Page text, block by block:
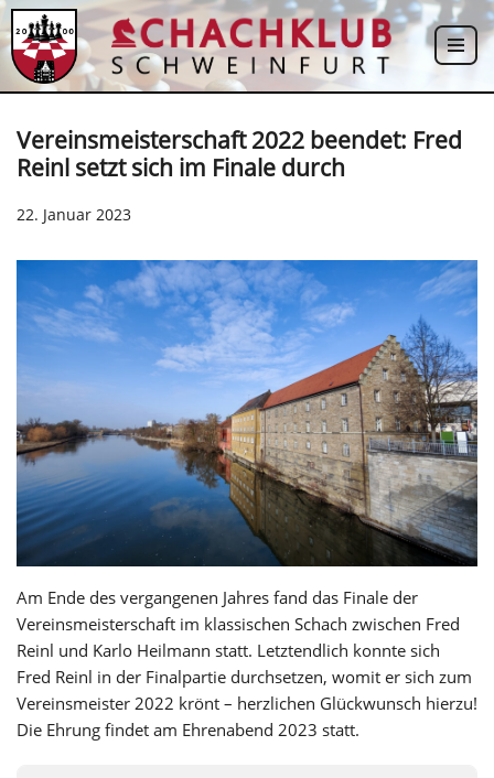
Zum
Inhalt
Vereinsmeisterschaft 2022 beendet: Fred
Reinl setzt sich im Finale durch
22. Januar 2023
Am Ende des vergangenen Jahres fand das Finale der
Vereinsmeisterschaft im klassischen Schach zwischen Fred
Reinl und Karlo Heilmann statt. Letztendlich konnte sich
Fred Reinl in der Finalpartie durchsetzen, womit er sich zum
Vereinsmeister 2022 krönt – herzlichen Glückwunsch hierzu!
Die Ehrung findet am Ehrenabend 2023 statt.